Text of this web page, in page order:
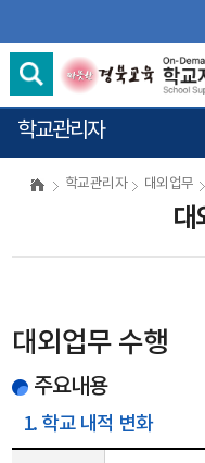
학교관리자
학교관리자 대외업무
대
대외업무 수행
주요내용
1. 학교 내적 변화